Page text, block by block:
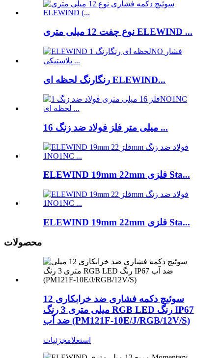
نوع چفت 12 میلی متری ELEWIND ...
رنگارنگ لحظه ای ELEWIND...
16 میلی متر فلز فولاد ضد زنگ ...
ELEWIND 19mm 22mm فلزی Sta...
ELEWIND 19mm 22mm فلزی Sta...
محصولات
سوئیچ دکمه فشاری ضد خرابکاری 12
میلی متری 3 رنگ RGB LED رنگ IP67
ضد آب (PM121F-10E/J/RGB/12V/S)
استعلامجزئیات